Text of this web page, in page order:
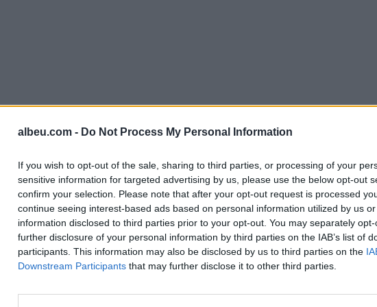
albeu.com - Do Not Process My Personal Information
If you wish to opt-out of the sale, sharing to third parties, or processing of your
sensitive information for targeted advertising by us, please use the below opt-out
confirm your selection. Please note that after your opt-out request is processed
continue seeing interest-based ads based on personal information utilized by us
information disclosed to third parties prior to your opt-out. You may separately
further disclosure of your personal information by third parties on the IAB’s list of
participants. This information may also be disclosed by us to third parties on the
Downstream Participants that may further disclose it to other third parties.